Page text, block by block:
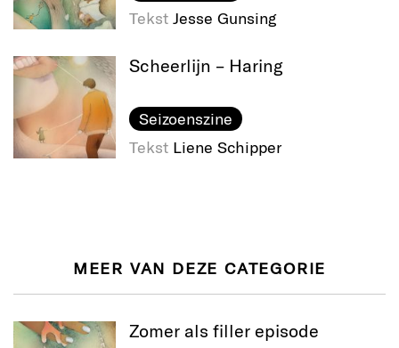
Tekst Jesse Gunsing
Scheerlijn – Haring
Seizoenszine
Tekst Liene Schipper
MEER VAN DEZE CATEGORIE
Zomer als filler episode